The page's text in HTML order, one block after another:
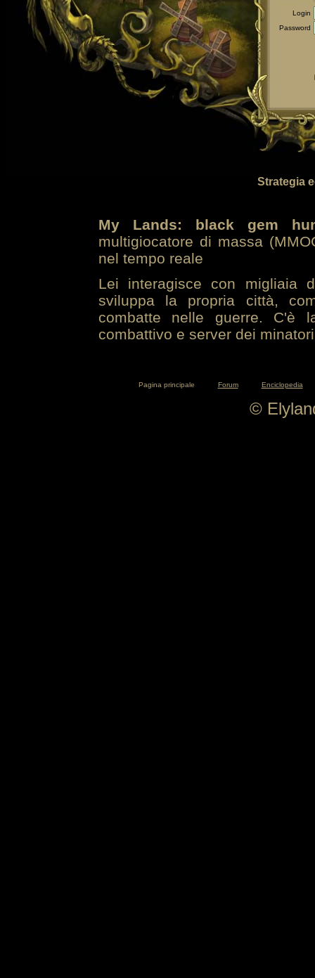
Login
Password
Strategia
My Lands: black gem
multigiocatore di massa
nel tempo reale
Lei interagisce con migliaia
sviluppa la propria città,
combatte nelle guerre. C'è
combattivo e server dei
Pagina principale Forum Enciclopedia
©